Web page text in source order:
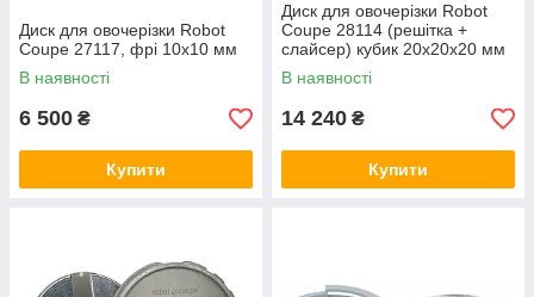
Диск для овочерізки Robot
Coupe 27117, фрі 10х10 мм
В наявності
6 500 ₴
Купити
Диск для овочерізки Robot
Coupe 28114 (решітка +
слайсер) кубик 20х20х20 мм
В наявності
14 240 ₴
Купити